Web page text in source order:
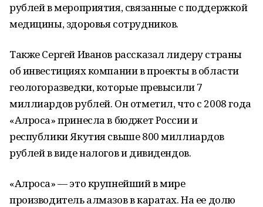
рублей в мероприятия, связанные с поддержкой
медицины, здоровья сотрудников.
Также Сергей Иванов рассказал лидеру страны
об инвестициях компании в проекты в области
геологоразведки, которые превысили 7
миллиардов рублей. Он отметил, что с 2008 года
«Алроса» принесла в бюджет России и
республики Якутия свыше 800 миллиардов
рублей в виде налогов и дивидендов.
«Алроса» — это крупнейший в мире
производитель алмазов в каратах. На ее долю